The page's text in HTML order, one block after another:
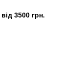
від 3500 грн.